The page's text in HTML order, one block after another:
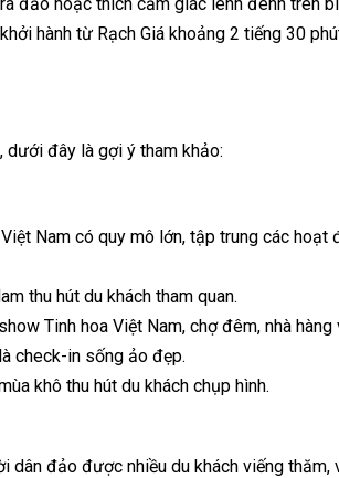
hành từ Rạch Giá khoảng 2 tiếng 30
dưới đây là gợi ý tham khảo:
Nam có quy mô lớn, tập trung các hoạt
thu hút du khách tham quan.
Tinh hoa Việt Nam, chợ đêm, nhà
check-in sống ảo đẹp.
khô thu hút du khách chụp hình.
dân đảo được nhiều du khách viếng thăm,